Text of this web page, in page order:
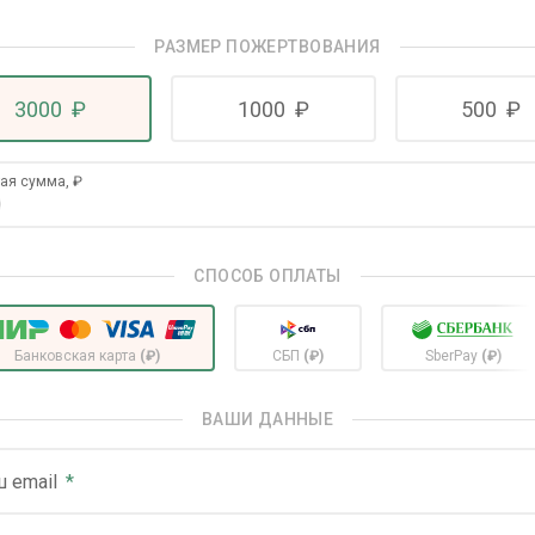
РАЗМЕР ПОЖЕРТВОВАНИЯ
3000 ₽ 1000 ₽ 500 ₽
сумма, ₽
СПОСОБ ОПЛАТЫ
Банковская карта (₽) СБП (₽) SberPay (₽)
ВАШИ ДАННЫЕ
email